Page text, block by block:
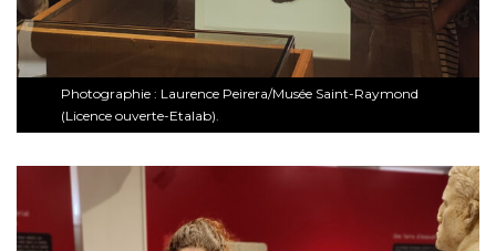
Photographie : Laurence Peirera/Musée Saint-Raymond
(Licence ouverte-Etalab).